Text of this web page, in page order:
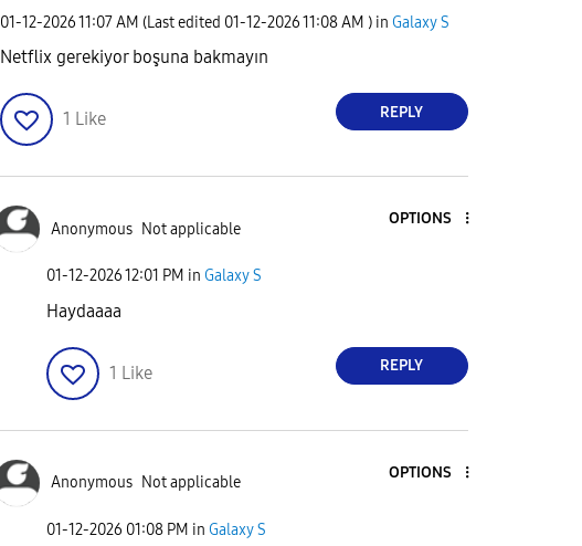
‎01-12-202611:07 AM (Last edited ‎01-12-202611:08 AM ) in Galaxy S
Netflix gerekiyor boşuna bakmayın
1 Like REPLY
Anonymous Not applicable
OPTIONS
‎01-12-202612:01 PM in Galaxy S
Haydaaaa
1 Like REPLY
Anonymous Not applicable
OPTIONS
‎01-12-2026 01:08 PM in Galaxy S